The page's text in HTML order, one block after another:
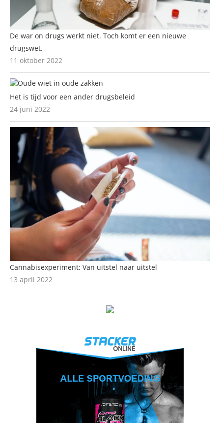
De war on drugs werkt niet. Toch komt er een nieuwe
drugswet.
11 oktober 2022
Het is tijd voor een ander drugsbeleid
24 juni 2022
Cannabisexperiment: Van uitstel naar uitstel
13 april 2022